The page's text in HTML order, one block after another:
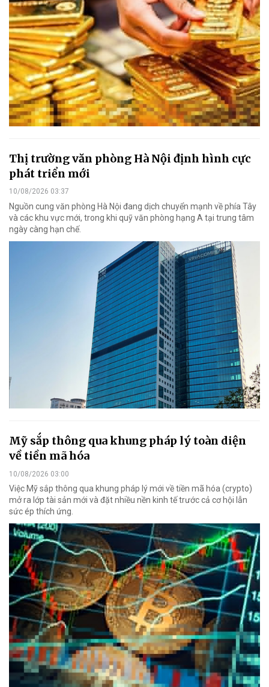
Thị trường văn phòng Hà Nội định hình cực
phát triển mới
10/08/2026 03:37
Nguồn cung văn phòng Hà Nội đang dịch chuyển mạnh về phía Tây
và các khu vực mới, trong khi quỹ văn phòng hạng A tại trung tâm
ngày càng hạn chế.
Mỹ sắp thông qua khung pháp lý toàn diện
về tiền mã hóa
10/08/2026 03:00
Việc Mỹ sắp thông qua khung pháp lý mới về tiền mã hóa (crypto)
mở ra lớp tài sản mới và đặt nhiều nền kinh tế trước cả cơ hội lẫn
sức ép thích ứng.